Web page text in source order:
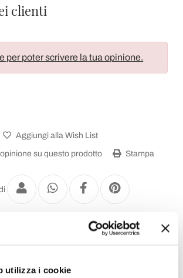
utilizza i cookie
clienti
per poter scrivere la tua opinione.
Aggiungi alla Wish List
su questo prodotto Stampa
Lampadari Vintage